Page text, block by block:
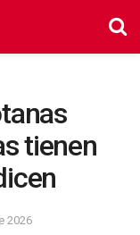
tienen
2026